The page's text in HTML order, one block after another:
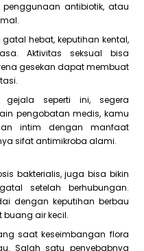
antibiotik, atau
hebat, keputihan kental,
Aktivitas seksual bisa
gesekan dapat membuat
seperti ini, segera
pengobatan medis, kamu
intim dengan manfaat
sifat antimikroba alami.
bakterialis, juga bisa bikin
setelah berhubungan.
dengan keputihan berbau
air kecil.
saat keseimbangan flora
Salah satu penyebabnya